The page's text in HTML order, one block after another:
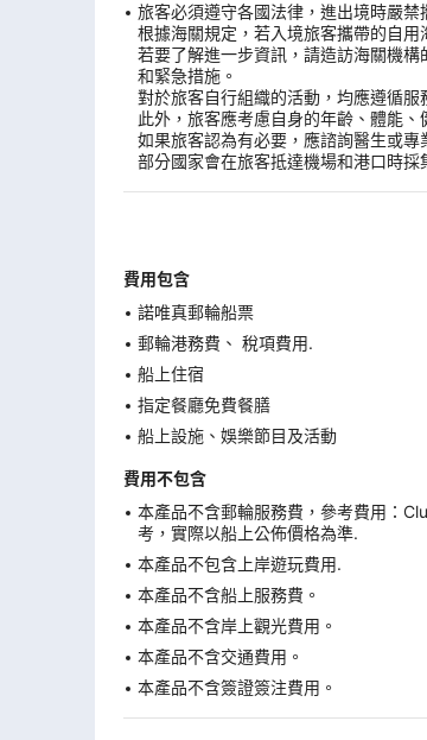
旅客必須遵守各國法律，進出境時嚴禁
根據海關規定，若入境旅客攜帶的自
若要了解進一步資訊，請造訪海關機
和緊急措施。
對於旅客自行組織的活動，均應遵循服
此外，旅客應考慮自身的年齡、體能
如果旅客認為有必要，應諮詢醫生或專
部分國家會在旅客抵達機場和港口時
費用包含
諾唯真郵輪船票
郵輪港務費、 稅項費用.
船上住宿
指定餐廳免費餐膳
船上設施、娛樂節目及活動
費用不包含
本產品不含郵輪服務費，參考費用：
考，實際以船上公佈價格為準.
本產品不包含上岸遊玩費用.
本產品不含船上服務費。
本產品不含岸上觀光費用。
本產品不含交通費用。
本產品不含簽證簽注費用。